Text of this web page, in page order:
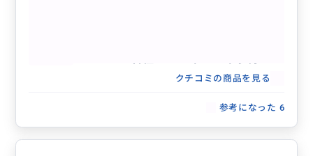
行 また、マーケティングなどベトナム
クチコミの商品を見る
参考になった 6